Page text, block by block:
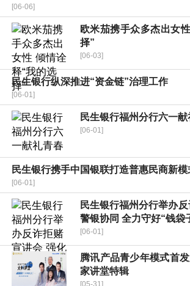
[06-06]
欧米茄携手众多杰出女
择”
[06-03]
民生银行纵深推进“资金链”治理工作
[06-01]
民生银行福州分行六一
[06-01]
民生银行携手中国银联打造普惠民商新模
[06-01]
民生银行福州分行举办
警银协同 全力守好“钱袋
[06-01]
腾讯产品青少年模式首
家讲堂特辑
[05-31]